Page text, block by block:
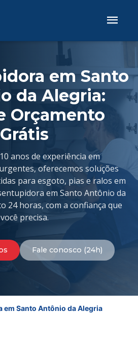
em Santo
da Alegria:
Orçamento
Grátis
anos de experiência em
oferecemos soluções
para esgoto, pias e ralos em
em Santo Antônio da
24 horas, com a confiança que
você precisa.
Fale conosco (24h)
em Santo Antônio da Alegria